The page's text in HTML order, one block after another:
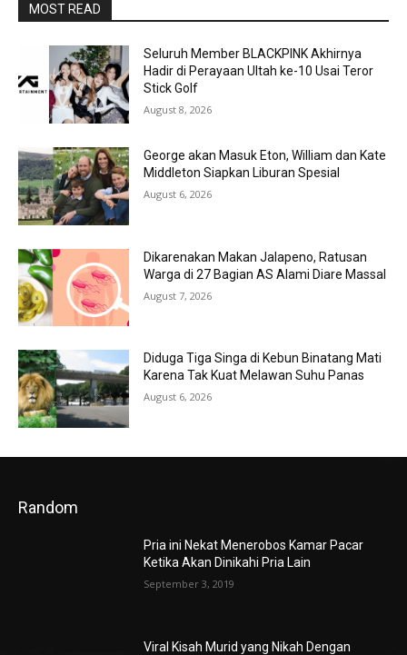
MOST READ
Seluruh Member BLACKPINK Akhirnya
Hadir di Perayaan Ultah ke-10 Usai Teror
Stick Golf
August 8, 2026
George akan Masuk Eton, William dan Kate
Middleton Siapkan Liburan Spesial
August 6, 2026
Dikarenakan Makan Jalapeno, Ratusan
Warga di 27 Bagian AS Alami Diare Massal
August 7, 2026
Diduga Tiga Singa di Kebun Binatang Mati
Karena Tak Kuat Melawan Suhu Panas
August 6, 2026
Random
Pria ini Nekat Menerobos Kamar Pacar
Ketika Akan Dinikahi Pria Lain
September 3, 2019
Viral Kisah Murid yang Nikah Dengan